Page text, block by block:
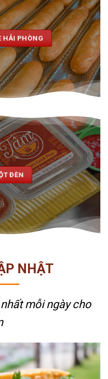
HẢI PHÒNG
ĐÈN
NHẬT
mỗi ngày cho